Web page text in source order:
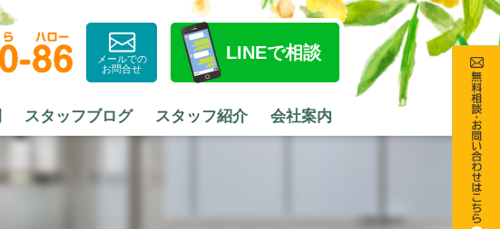
メールでの
お問合せ
LINEで相談
スタッフブログ スタッフ紹介 会社案内